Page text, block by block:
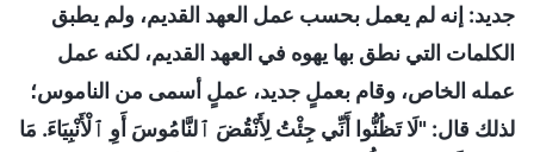
جديد: إنه لم يعمل بحسب عمل العهد القديم، ولم يطبق
الكلمات التي نطق بها يهوه في العهد القديم، لكنه عمل
عمله الخاص، وقام بعملٍ جديد، عملٍ أسمى من الناموس؛
لذلك قال: "لَا تَظُنُّوا أَنِّي جِئْتُ لِأَنْقُضَ ٱلنَّامُوسَ أَوِ ٱلْأَنْبِيَاءَ. مَا